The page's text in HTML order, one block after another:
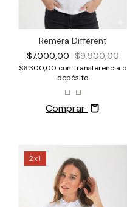
Remera Different
$7.000,00 $9.900,00
$6.300,00 con Transferencia o
depósito
Comprar
2x1